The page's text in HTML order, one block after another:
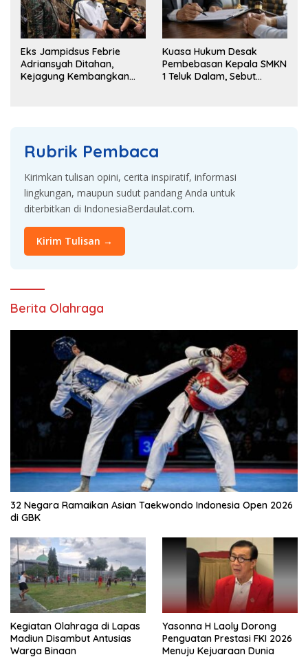
Eks Jampidsus Febrie
Adriansyah Ditahan,
Kejagung Kembangkan
Kuasa Hukum Desak
Pembebasan Kepala SMKN
1 Teluk Dalam, Sebut
Rubrik Pembaca
Kirimkan tulisan opini, cerita inspiratif, informasi
lingkungan, maupun sudut pandang Anda untuk
diterbitkan di IndonesiaBerdaulat.com.
Kirim Tulisan →
Berita Olahraga
32 Negara Ramaikan Asian Taekwondo Indonesia Open 2026
di GBK
Kegiatan Olahraga di Lapas
Madiun Disambut Antusias
Warga Binaan
Yasonna H Laoly Dorong
Penguatan Prestasi FKI 2026
Menuju Kejuaraan Dunia